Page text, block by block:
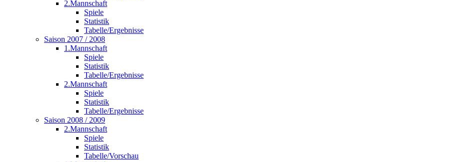
2.Mannschaft
Spiele
Statistik
Tabelle/Ergebnisse
Saison 2007 / 2008
1.Mannschaft
Spiele
Statistik
Tabelle/Ergebnisse
2.Mannschaft
Spiele
Statistik
Tabelle/Ergebnisse
Saison 2008 / 2009
2.Mannschaft
Spiele
Statistik
Tabelle/Vorschau